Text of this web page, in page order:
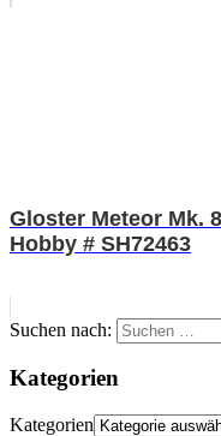
Gloster Meteor Mk.
Hobby # SH72463
Suchen nach:
Kategorien
Kategorien